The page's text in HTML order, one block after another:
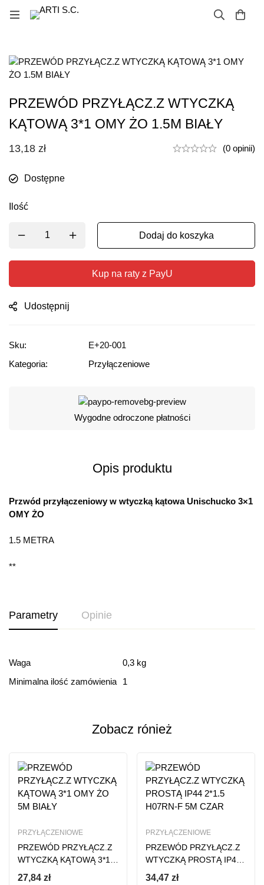
PRZEWÓD PRZYŁĄCZ.Z WTYCZKĄ
KĄTOWĄ 3*1 OMY ŻO 1.5M BIAŁY
13,18 zł (0 opinii)
Dostępne
Ilość
Dodaj do koszyka
Kup na raty z PayU
Udostępnij
Sku:
E+20-001
Kategoria:
Przyłączeniowe
Wygodne odroczone płatności
Opis produktu
Przwód przyłączeniowy w wtyczką kątowa Unischucko 3×1
OMY ŻO
1.5 METRA
**
Parametry Opinie
Waga
0,3 kg
Minimalna ilość zamówienia
1
Ocena i recenzja
Based on 0 Reviews
Ten produkt nie ma jeszcze opinii
Zobacz rónież
PRZYŁĄCZENIOWE
PRZEWÓD PRZYŁĄCZ.Z
WTYCZKĄ KĄTOWĄ 3*1
OMY ŻO 5M BIAŁY
27,84 zł
PRZYŁĄCZENIOWE
PRZEWÓD PRZYŁĄCZ.Z
WTYCZKĄ PROSTĄ IP44
2*1.5 H07RN-F 5M CZAR
34,47 zł